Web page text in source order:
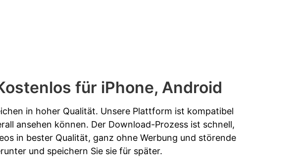
für iPhone, Android
in hoher Qualität. Unsere Plattform ist kompatibel
ansehen können. Der Download-Prozess ist schnell,
in bester Qualität, ganz ohne Werbung und störende
und speichern Sie sie für später.